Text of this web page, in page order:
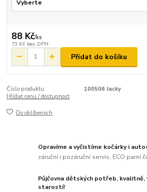
88 Kč/ks
73 Kč bez DPH
Přidat do košíku
Číslo produktu:
100506 Jacky
Hlídat cenu / dostupnost
Do oblíbených
Opravíme a vyčistíme kočárky i
záruční i pozáruční servis, ECO parní
Půjčovna dětských potřeb, kvalitně,
starostí!